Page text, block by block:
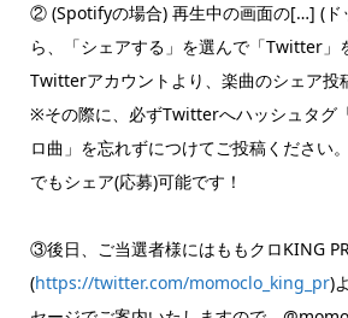
② (Spotifyの場合) 再生中の画面の[…] (ド
ら、「シェアする」を選んで「Twitter」
Twitterアカウントより、楽曲のシェア投
※その際に、必ずTwitterへハッシュタグ
ロ曲」を忘れずにつけてご投稿ください
でもシェア(応募)可能です！
③後日、ご当選者様にはももクロKING
(https://twitter.com/momoclo_king_pr)